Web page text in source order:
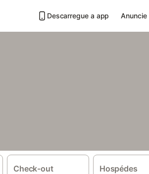
Descarregue a app
Check-out Hospédes